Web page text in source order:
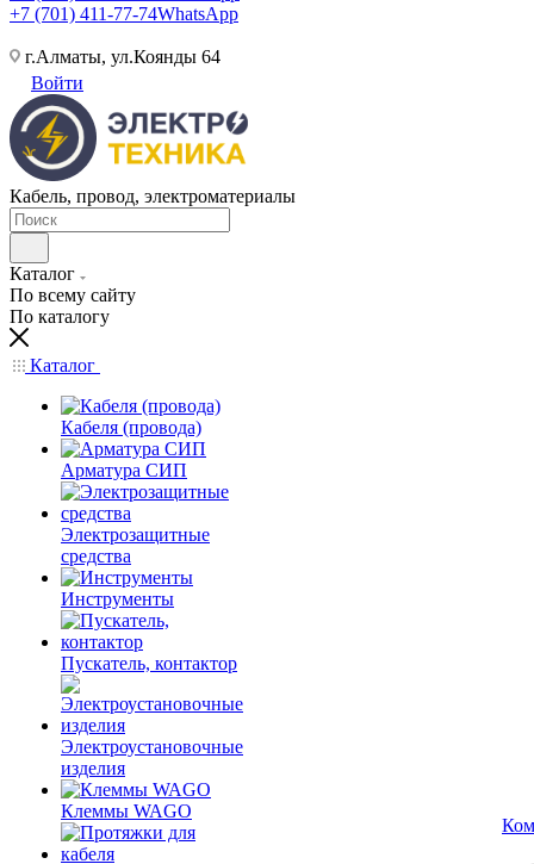
+7 (701) 411-77-74WhatsApp
г.Алматы, ул.Коянды 64
Войти
Кабель, провод, электроматериалы
Каталог
По всему сайту
По каталогу
Каталог
Кабеля (провода)
Арматура СИП
Электрозащитные
средства
Инструменты
Пускатель, контактор
Электроустановочные
изделия
Клеммы WAGO